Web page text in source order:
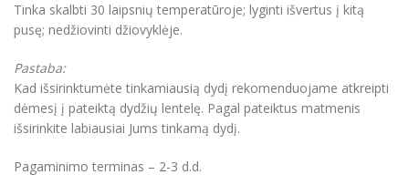
Tinka skalbti 30 laipsnių temperatūroje; lyginti išvertus į kitą
pusę; nedžiovinti džiovyklėje.
Pastaba:
Kad išsirinktumėte tinkamiausią dydį rekomenduojame atkreipti
dėmesį į pateiktą dydžių lentelę. Pagal pateiktus matmenis
išsirinkite labiausiai Jums tinkamą dydį.
Pagaminimo terminas – 2-3 d.d.